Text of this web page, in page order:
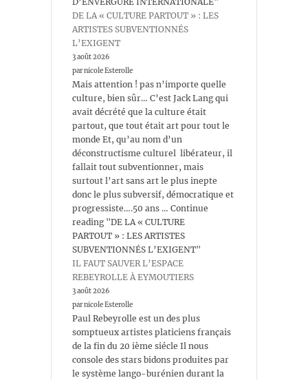
DE LA « CULTURE PARTOUT » : LES
ARTISTES SUBVENTIONNÉS
L’EXIGENT
3 août 2026
par nicole Esterolle
Mais attention ! pas n’importe quelle
culture, bien sûr… C’est Jack Lang qui
avait décrété que la culture était
partout, que tout était art pour tout le
monde Et, qu’au nom d’un
déconstructisme culturel libérateur, il
fallait tout subventionner, mais
surtout l’art sans art le plus inepte
donc le plus subversif, démocratique et
progressiste….50 ans … Continue
reading "DE LA « CULTURE
PARTOUT » : LES ARTISTES
SUBVENTIONNÉS L’EXIGENT"
IL FAUT SAUVER L’ESPACE
REBEYROLLE À EYMOUTIERS
3 août 2026
par nicole Esterolle
Paul Rebeyrolle est un des plus
somptueux artistes platiciens français
de la fin du 20 ième siécle Il nous
console des stars bidons produites par
le système lango-burénien durant la